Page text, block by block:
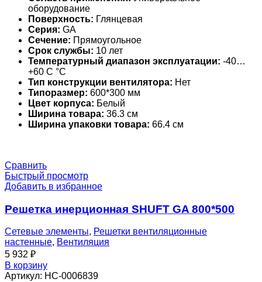
оборудование
Поверхность: Глянцевая
Серия: GA
Сечение: Прямоугольное
Срок службы: 10 лет
Температурный диапазон эксплуатации: -40…
+60 С °С
Тип конструкции вентилятора: Нет
Типоразмер: 600*300 мм
Цвет корпуса: Белый
Ширина товара: 36.3 см
Ширина упаковки товара: 66.4 см
Сравнить
Быстрый просмотр
Добавить в избранное
Решетка инерционная SHUFT GA 800*500
Сетевые элементы, Решетки вентиляционные
настенные, Вентиляция
5 932 ₽
В корзину
Артикул: НС-0006839